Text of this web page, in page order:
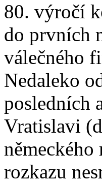
80. výročí
do prvních
válečného
Nedaleko
posledních
Vratislavi
rozkazu